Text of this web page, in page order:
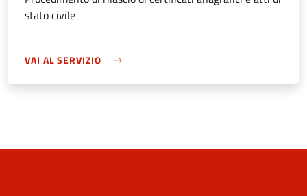
stato civile
VAI AL SERVIZIO